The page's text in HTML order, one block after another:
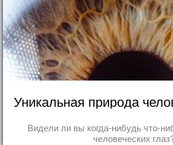
Уникальная природа
Видели ли вы когда-нибудь что-
человеческих